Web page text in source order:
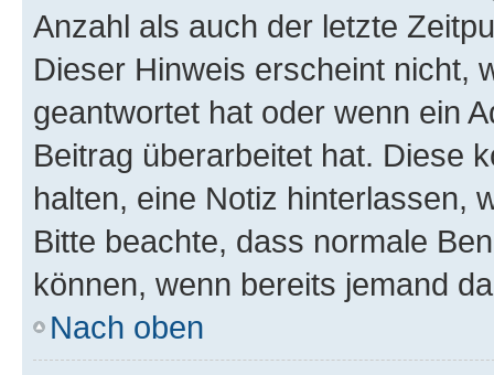
Anzahl als auch der letzte
Dieser Hinweis erscheint nicht,
geantwortet hat oder wenn ein
Beitrag überarbeitet hat. Diese
halten, eine Notiz hinterlassen,
Bitte beachte, dass normale
können, wenn bereits jemand
Nach oben